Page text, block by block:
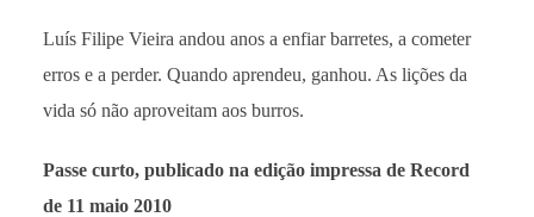
Luís Filipe Vieira andou anos a enfiar barretes, a cometer
erros e a perder. Quando aprendeu, ganhou. As lições da
vida só não aproveitam aos burros.
Passe curto, publicado na edição impressa de Record
de 11 maio 2010